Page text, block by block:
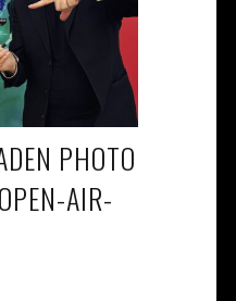
PHOTO
AIR-